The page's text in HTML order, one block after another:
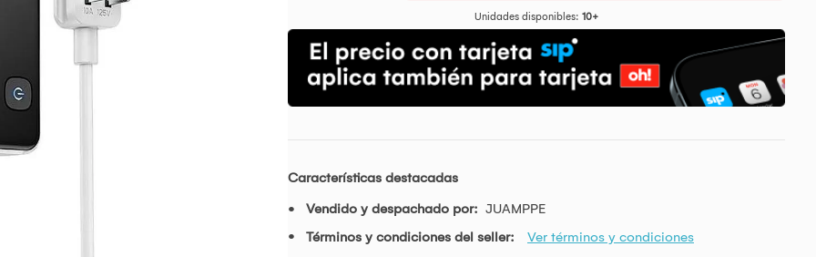
Unidades disponibles: 10+
Características destacadas
Vendido y despachado por: JUAMPPE
Términos y condiciones del seller:
Ver términos y condiciones